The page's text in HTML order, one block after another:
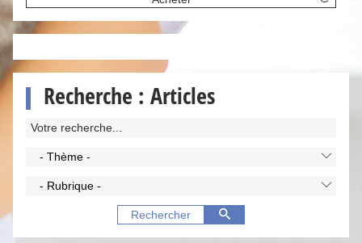
Recherche : Articles
- Thème -
- Rubrique -
Rechercher